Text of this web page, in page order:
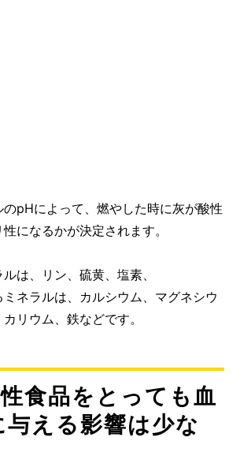
pHによって、燃やした時に灰が酸性
になるかが決定されます。
は、リン、硫黄、塩素、
ネラルは、カルシウム、マグネシウ
リウム、鉄などです。
食品をとっても血
える影響は少な